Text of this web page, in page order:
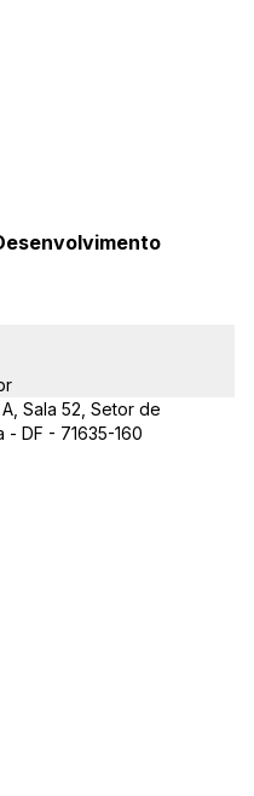
Sala 52, Setor de
- DF - 71635-160